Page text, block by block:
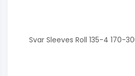
Svar Sleeves Roll 135-4 170-